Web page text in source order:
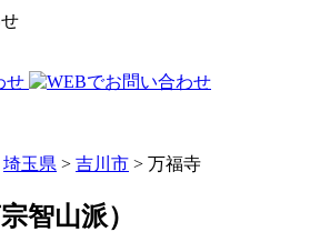
埼玉県 > 吉川市 > 万福寺
智山派）